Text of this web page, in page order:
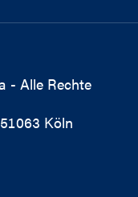
- Alle Rechte
Köln